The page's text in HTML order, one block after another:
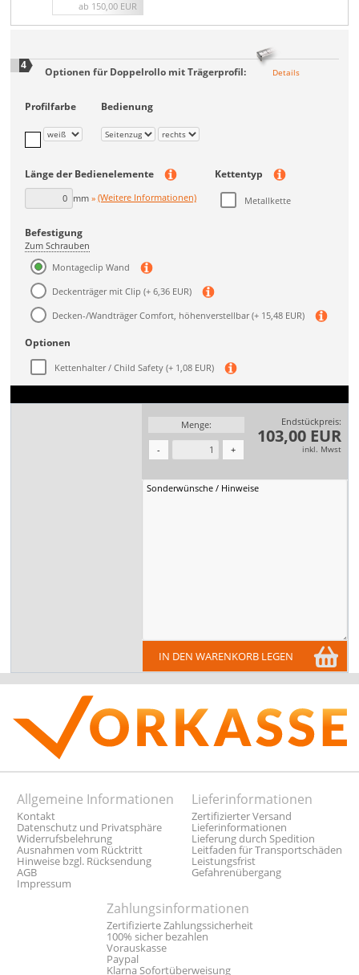
ab 150,00 EUR
4 Optionen fürDoppelrollo mit Trägerprofil: Details
Profilfarbe Bedienung
Länge der Bedienelemente
mm (Weitere Informationen)
Kettentyp
Metallkette
Befestigung
Zum Schrauben
Montageclip Wand
Deckenträger mit Clip (+ 6,36 EUR)
Decken-/Wandträger Comfort, höhenverstellbar(+ 15,48 EUR)
Optionen
Kettenhalter / Child Safety (+ 1,08 EUR)
Menge:
- +
Endstückpreis:
103,00 EUR
inkl. Mwst
IN DEN WARENKORB LEGEN
Allgemeine Informationen
Kontakt
Datenschutz und Privatsphäre
Widerrufsbelehrung
Ausnahmen vom Rücktritt
Hinweise bzgl. Rücksendung
AGB
Impressum
Lieferinformationen
Zertifizierter Versand
Lieferinformationen
Lieferung durch Spedition
Leitfaden für Transportschäden
Leistungsfrist
Gefahrenübergang
Zahlungsinformationen
Zertifizierte Zahlungssicherheit
100% sicher bezahlen
Vorauskasse
Paypal
Klarna Sofortüberweisung